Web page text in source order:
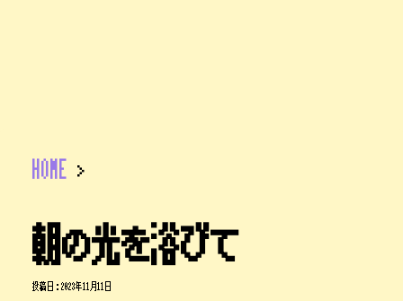
HOME >
朝の光を浴びて
投稿日： 2023年11月11日